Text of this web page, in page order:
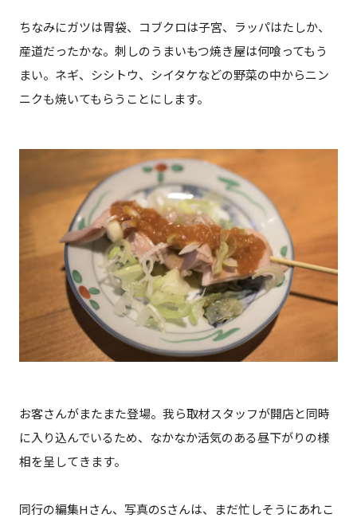
ちなみにガツは胃袋、コブクロは子宮、ラッパはたしか、
産道だったかな。刺しのうまいもつ焼き屋は何喰ってもう
まい。ネギ、シシトウ、シイタケなどの野菜の中からニン
ニクも焼いてもらうことにします。
お客さんがまたまた登場。我ら取材スタッフが開店と同時
に入り込んでいるため、なかなか活気のある昼下がりの様
相を呈してきます。
同行の編集Hさん、写真のSさんは、まだ忙しそうにあれこ